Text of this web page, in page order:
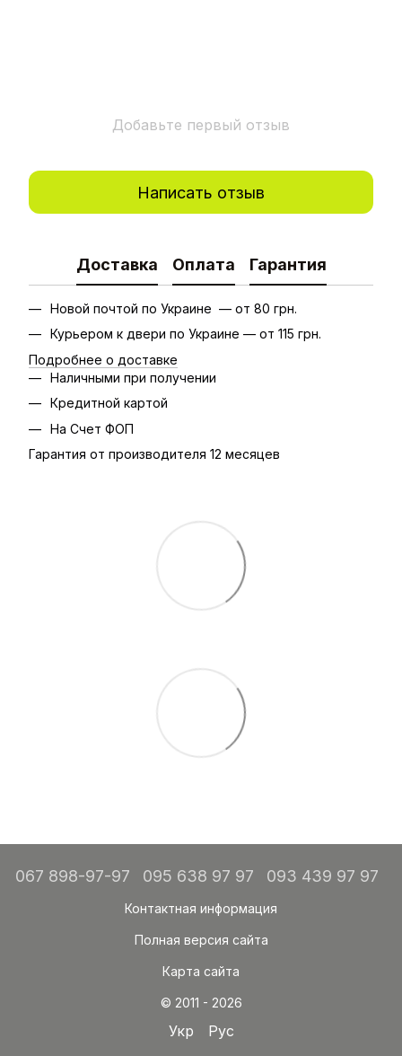
Добавьте первый отзыв
Написать отзыв
Доставка Оплата Гарантия
Новой почтой по Украине — от 80 грн.
Курьером к двери по Украине — от 115 грн.
Подробнее о доставке
Наличными при получении
Кредитной картой
На Счет ФОП
Гарантия от производителя 12 месяцев
067 898-97-97 095 638 97 97 093 439 97 97
Контактная информация
Полная версия сайта
Карта сайта
© 2011 - 2026
Укр Рус